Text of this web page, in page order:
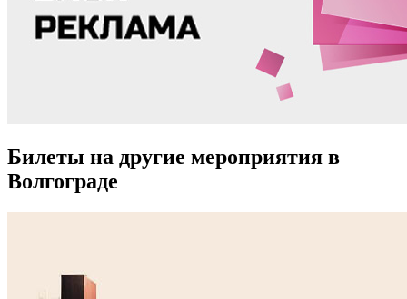
Билеты на другие мероприятия в
Волгограде